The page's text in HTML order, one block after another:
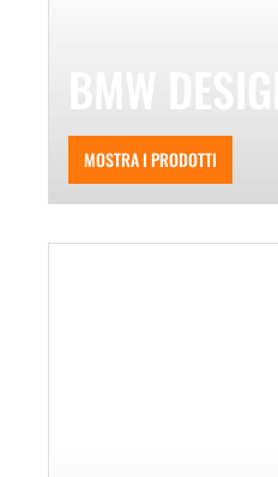
MOSTRA I PRODOTTI